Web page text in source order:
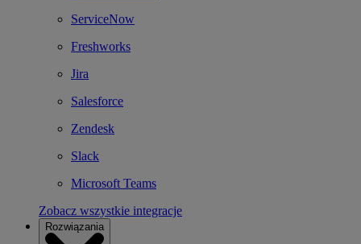
ServiceNow
Freshworks
Jira
Salesforce
Zendesk
Slack
Microsoft Teams
Zobacz wszystkie integracje
Rozwiązania